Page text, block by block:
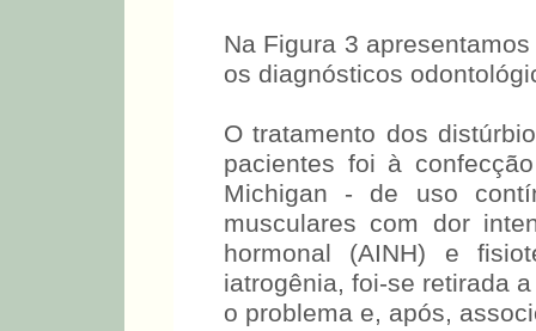
Na Figura 3
os diagnósticos
O tratamento dos
pacientes foi à
Michigan - de uso
musculares com dor
hormonal (AINH) e
iatrogênia, foi-se retirada
o problema e, após,